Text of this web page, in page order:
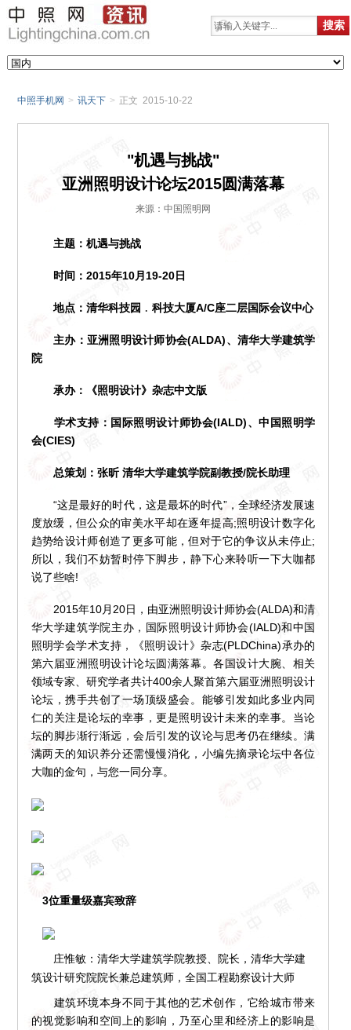
中照手机网 > 讯天下 > 正文 2015-10-22
"机遇与挑战"
亚洲照明设计论坛2015圆满落幕
来源：中国照明网
主题：机遇与挑战
时间：2015年10月19-20日
地点：清华科技园﹒科技大厦A/C座二层国际会议中心
主办：亚洲照明设计师协会(ALDA)、清华大学建筑学
院
承办：《照明设计》杂志中文版
学术支持：国际照明设计师协会(IALD)、中国照明学
会(CIES)
总策划：张昕 清华大学建筑学院副教授/院长助理
“这是最好的时代，这是最坏的时代”，全球经济发展速
度放缓，但公众的审美水平却在逐年提高;照明设计数字化
趋势给设计师创造了更多可能，但对于它的争议从未停止;
所以，我们不妨暂时停下脚步，静下心来聆听一下大咖都
说了些啥!
2015年10月20日，由亚洲照明设计师协会(ALDA)和清
华大学建筑学院主办，国际照明设计师协会(IALD)和中国
照明学会学术支持，《照明设计》杂志(PLDChina)承办的
第六届亚洲照明设计论坛圆满落幕。各国设计大腕、相关
领域专家、研究学者共计400余人聚首第六届亚洲照明设计
论坛，携手共创了一场顶级盛会。能够引发如此多业内同
仁的关注是论坛的幸事，更是照明设计未来的幸事。当论
坛的脚步渐行渐远，会后引发的议论与思考仍在继续。满
满两天的知识养分还需慢慢消化，小编先摘录论坛中各位
大咖的金句，与您一同分享。
3位重量级嘉宾致辞
庄惟敏：清华大学建筑学院教授、院长，清华大学建
筑设计研究院院长兼总建筑师，全国工程勘察设计大师
建筑环境本身不同于其他的艺术创作，它给城市带来
的视觉影响和空间上的影响，乃至心里和经济上的影响是